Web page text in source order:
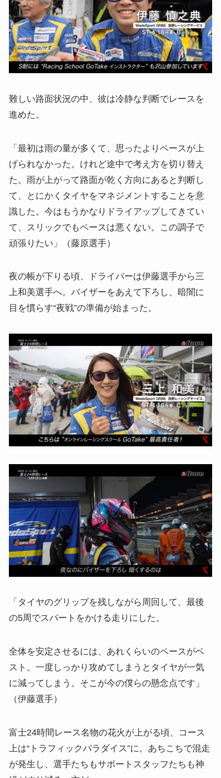
難しい路面状況の中、彼は冷静な判断でレースを
進めた。
「最初は雨の量が多くて、思ったよりペースが上
げられなかった。けれど途中で考え方を切り替え
た。雨が上がって路面が乾く方向にあると判断し
て、とにかくタイヤをマネジメントすることを意
識した。今はもうかなりドライアップしてきてい
て、スリックでもペースは悪くない。この調子で
頑張りたい」（藤原選手）
夜の帳が下りる頃、ドライバーは伊藤選手から三
上和美選手へ。バイザーをあえて下ろし、暗闇に
目を慣らす“夜戦”の準備が始まった。
「タイヤのグリップを残しながら周回して、最後
の5周でスパートをかける走りにした。
全体を安定させるには、あれくらいのペースがベ
スト。一度しっかり攻めてしまうとタイヤが一気
に減ってしまう。そこが今の僕らの懸念点です」
（伊藤選手）
富士24時間レース名物の花火が上がる頃、コース
上は“トラフィックパラダイス”に。あちこちで混走
が発生し、選手たちもサポートスタッフたちも神